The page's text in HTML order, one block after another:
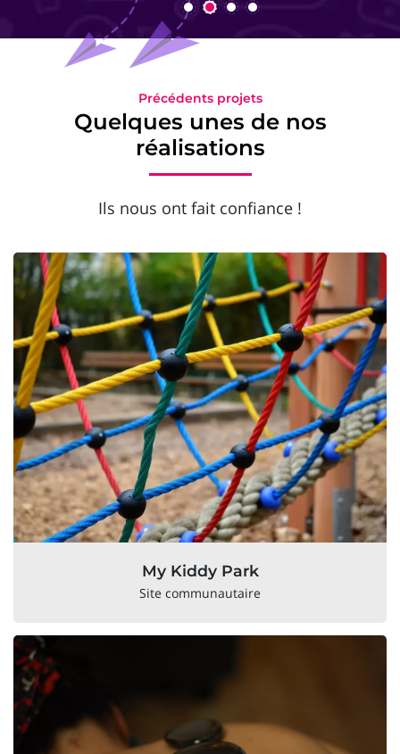
Précédents projets
Quelques unes de nos
réalisations
Ils nous ont fait confiance !
My Kiddy Park
Site communautaire